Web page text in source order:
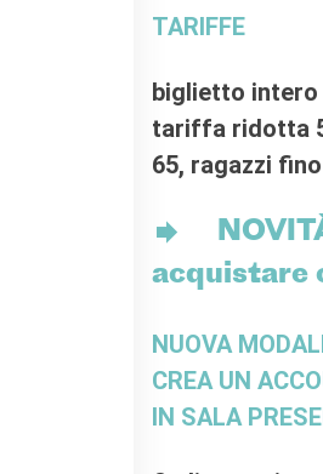
TARIFFE
biglietto intero
tariffa ridotta
65, ragazzi
acquistare
NUOVA
CREA UN
IN SALA